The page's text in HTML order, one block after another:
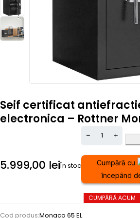
Seif certificat
electronica – Rottner
5.999,00 leiÎn stoc
Cumpără cu
începând
CUMPĂRĂ ACUM
Cod produs:Monaco 65 EL